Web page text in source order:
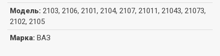
Модель: 2103, 2106, 2101, 2104, 2107, 21011, 21043, 21073,
2102, 2105
Марка: ВАЗ